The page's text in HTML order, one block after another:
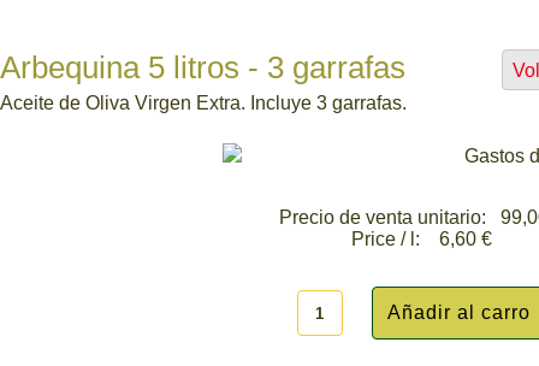
Arbequina 5 litros - 3 garrafas
Aceite de Oliva Virgen Extra. Incluye 3 garrafas.
Gastos
Precio de venta unitario:
Price / l:
6,60 €